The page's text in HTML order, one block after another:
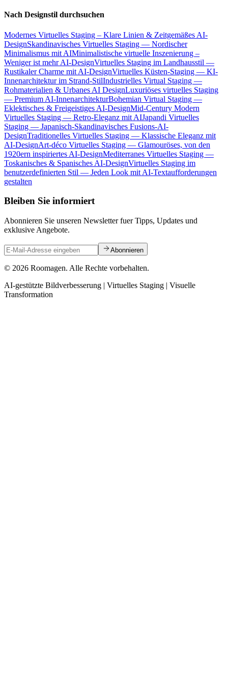
Nach Designstil durchsuchen
Modernes Virtuelles Staging – Klare Linien & Zeitgemäßes AI-
DesignSkandinavisches Virtuelles Staging — Nordischer
Minimalismus mit AIMinimalistische virtuelle Inszenierung –
Weniger ist mehr AI-DesignVirtuelles Staging im Landhausstil —
Rustikaler Charme mit AI-DesignVirtuelles Küsten-Staging — KI-
Innenarchitektur im Strand-StilIndustrielles Virtual Staging —
Rohmaterialien & Urbanes AI DesignLuxuriöses virtuelles Staging
— Premium AI-InnenarchitekturBohemian Virtual Staging —
Eklektisches & Freigeistiges AI-DesignMid-Century Modern
Virtuelles Staging — Retro-Eleganz mit AIJapandi Virtuelles
Staging — Japanisch-Skandinavisches Fusions-AI-
DesignTraditionelles Virtuelles Staging — Klassische Eleganz mit
AI-DesignArt-déco Virtuelles Staging — Glamouröses, von den
1920ern inspiriertes AI-DesignMediterranes Virtuelles Staging —
Toskanisches & Spanisches AI-DesignVirtuelles Staging im
benutzerdefinierten Stil — Jeden Look mit AI-Textaufforderungen
gestalten
Bleiben Sie informiert
Abonnieren Sie unseren Newsletter fuer Tipps, Updates und
exklusive Angebote.
Abonnieren
© 2026 Roomagen. Alle Rechte vorbehalten.
AI-gestützte Bildverbesserung | Virtuelles Staging | Visuelle
Transformation